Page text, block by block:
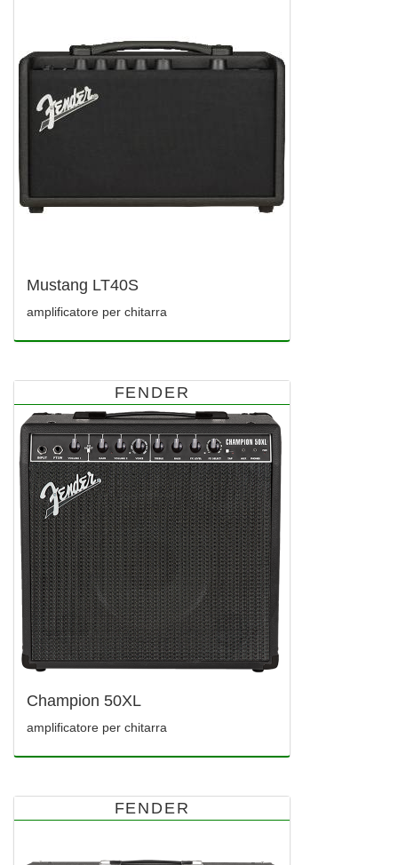
Mustang LT40S
amplificatore per chitarra
FENDER
Champion 50XL
amplificatore per chitarra
FENDER